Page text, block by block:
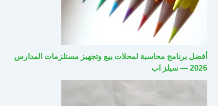
أفضل برنامج محاسبة لمحلات بيع وتجهيز مستلزمات المدارس
2026 — سيلز اب